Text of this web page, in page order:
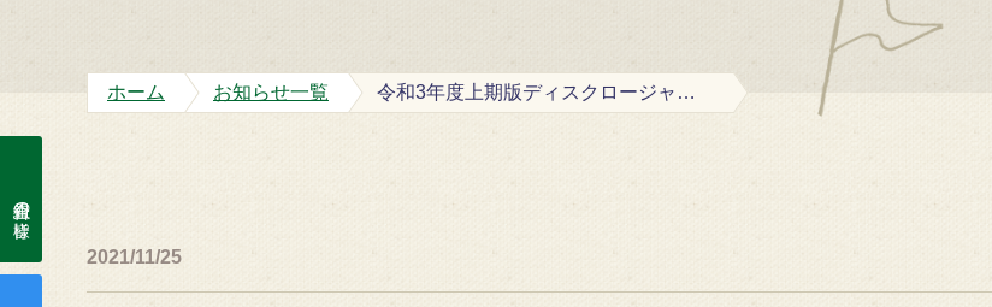
組合員の皆様
ホーム お知らせ一覧 令和3年度上期版ディスクロージャー誌を掲載しました。
2021/11/25